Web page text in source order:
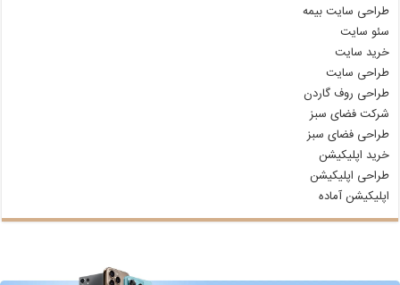
طراحی سایت بیمه
سئو سایت
خرید سایت
طراحی سایت
طراحی روف گاردن
شرکت فضای سبز
طراحی فضای سبز
خرید اپلیکیشن
طراحی اپلیکیشن
اپلیکیشن آماده